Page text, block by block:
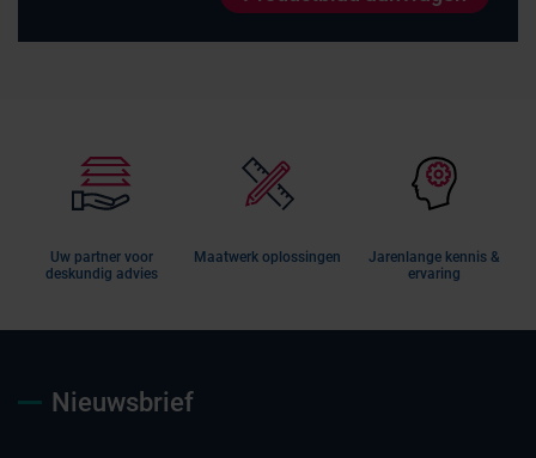
Uw partner voor
deskundig advies
Maatwerk oplossingen
Jarenlange kennis &
ervaring
Nieuwsbrief